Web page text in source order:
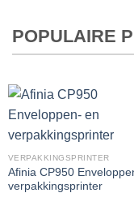
POPULAIRE
VERPAKKINGSPRINTER
Afinia CP950
verpakkingsprinter